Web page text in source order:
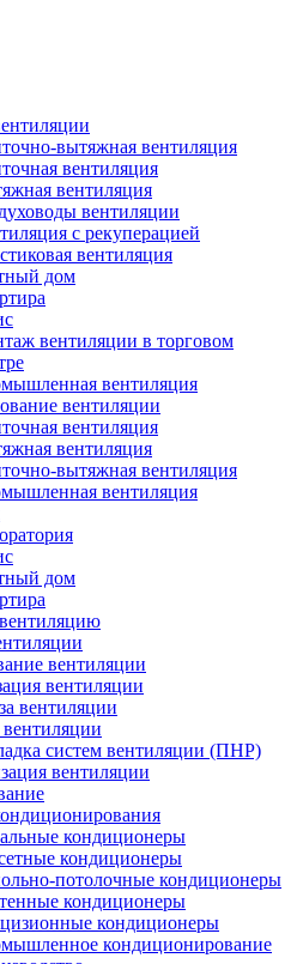
вытяжная вентиляция
вентиляция
вентиляция
вентиляции
с рекуперацией
вентиляция
дом
вентиляции в торговом
вентиляция
вентиляции
вентиляция
вентиляция
вытяжная вентиляция
вентиляция
дом
вентиляции
вентиляции
вентиляции
систем вентиляции (ПНР)
вентиляции
кондиционеры
кондиционеры
потолочные кондиционеры
кондиционеры
кондиционеры
кондиционирование